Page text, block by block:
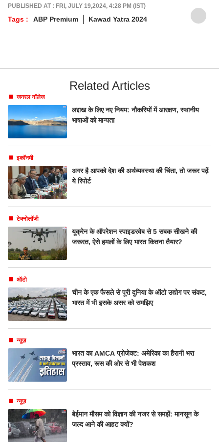
PUBLISHED AT : FRI, JULY 19,2024, 4:28 PM (IST)
Tags : ABP Premium Kawad Yatra 2024
Related Articles
जनरल नॉलेज
लद्दाख के लिए नए नियम: नौकरियों में आरक्षण, स्थानीय
भाषाओं को मान्यता
इकॉनमी
अगर है आपको देश की अर्थव्यवस्था की चिंता, तो जरूर पढ़ें
ये रिपोर्ट
टेक्नोलॉजी
यूक्रेन के ऑपरेशन स्पाइडरवेब से 5 सबक सीखने की
जरूरत, ऐसे हमलों के लिए भारत कितना तैयार?
ऑटो
चीन के एक फैसले से पूरी दुनिया के ऑटो उद्योग पर संकट,
भारत में भी इसके असर को समझिए
न्यूज़
भारत का AMCA प्रोजेक्ट: अमेरिका का हैरानी भरा
प्रस्ताव, रूस की ओर से भी पेशकश
न्यूज़
बेईमान मौसम को विज्ञान की नजर से समझें: मानसून के
जल्द आने की आहट क्यों?